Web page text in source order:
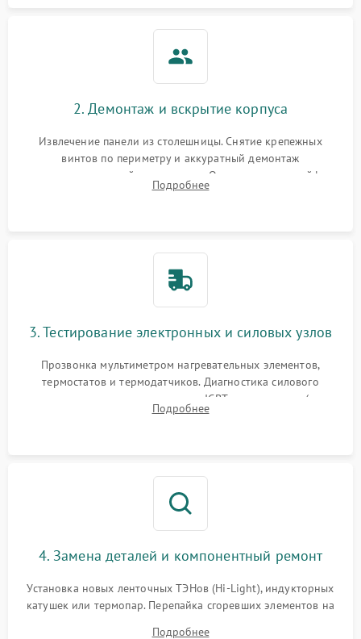
2. Демонтаж и вскрытие корпуса
Извлечение панели из столешницы. Снятие крепежных
винтов по периметру и аккуратный демонтаж
стеклокерамической поверхности. Отсоединение шлейфов
сенсорного блока для доступа к силовым платам, катушкам
Подробнее
3. Тестирование электронных и силовых узлов
Прозвонка мультиметром нагревательных элементов,
термостатов и термодатчиков. Диагностика силового
модуля, реле, диодных мостов и IGBT-транзисторов (для
индукции). Проверка кранов и газ-контроля (для газовых
Подробнее
4. Замена деталей и компонентный ремонт
Установка новых ленточных ТЭНов (Hi-Light), индукторных
катушек или термопар. Перепайка сгоревших элементов на
Подробнее